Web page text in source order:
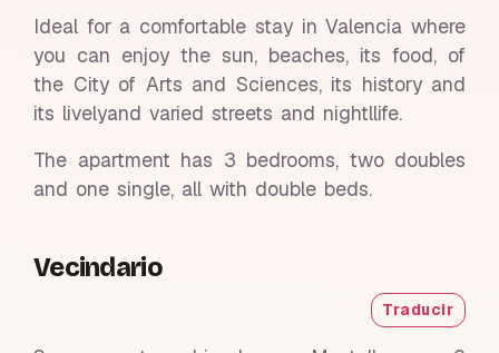
Ideal for a comfortable stay in Valencia where
you can enjoy the sun, beaches, its food, of
the City of Arts and Sciences, its history and
its livelyand varied streets and nightllife.
The apartment has 3 bedrooms, two doubles
and one single, all with double beds.
Vecindario
Traducir